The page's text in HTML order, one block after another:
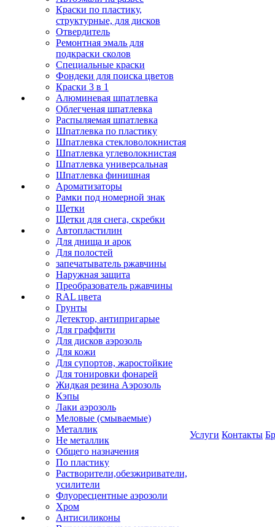
Краски по пластику,
структурные, для дисков
Отвердитель
Ремонтная эмаль для
подкраски сколов
Специальные краски
Фондеки для поиска цветов
Краски 3 в 1
Алюминевая шпатлевка
Облегченая шпатлевка
Распыляемая шпатлевка
Шпатлевка по пластику
Шпатлевка стекловолокнистая
Шпатлевка углеволокнистая
Шпатлевка универсальная
Шпатлевка финишная
Ароматизаторы
Рамки под номерной знак
Щетки
Щетки для снега, скребки
Автопластилин
Для днища и арок
Для полостей
запечатыватель ржавчины
Наружная защита
Преобразователь ржавчины
RAL цвета
Грунты
Детектор, антипригарые
Для граффити
Для дисков аэрозоль
Для кожи
Для супортов, жаростойкие
Для тонировки фонарей
Жидкая резина Аэрозоль
Кэпы
Лаки аэрозоль
Меловые (смываемые)
Металлик
Не металлик
Общего назначения
По пластику
Растворители,обезжириватели,
усилители
Флуоресцентные аэрозоли
Хром
Антисиликоны
Услуги Контакты